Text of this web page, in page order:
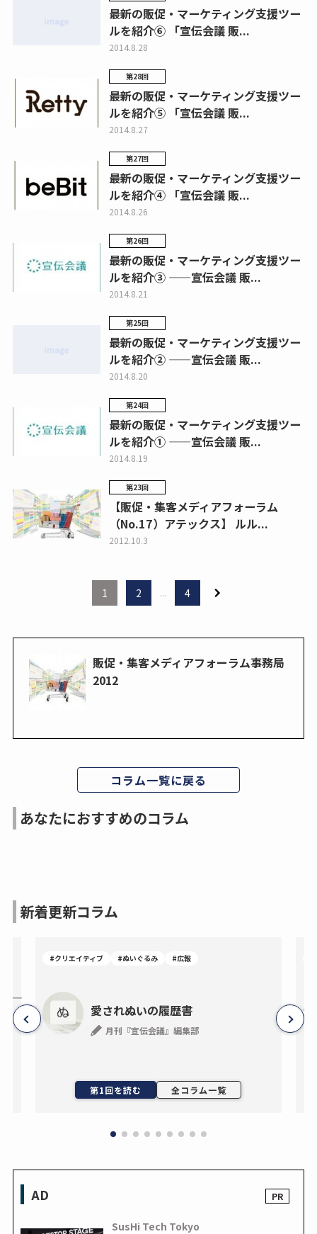
最新の販促・マーケティング支援ツー
ルを紹介⑥ 「宣伝会議 販...
2014.8.28
第28回
最新の販促・マーケティング支援ツー
ルを紹介⑤ 「宣伝会議 販...
2014.8.27
第27回
最新の販促・マーケティング支援ツー
ルを紹介④ 「宣伝会議 販...
2014.8.26
第26回
最新の販促・マーケティング支援ツー
ルを紹介③ ——宣伝会議 販...
2014.8.21
第25回
最新の販促・マーケティング支援ツー
ルを紹介② ——宣伝会議 販...
2014.8.20
第24回
最新の販促・マーケティング支援ツー
ルを紹介① ——宣伝会議 販...
2014.8.19
第23回
【販促・集客メディアフォーラム
（No.17）アテックス】 ルル...
2012.10.3
1 2 ... 4
販促・集客メディアフォーラム事務局
2012
コラム一覧に戻る
あなたにおすすめのコラム
新着更新コラム
#クリエイティブ #ぬいぐるみ #広報
愛されぬいの履歴書
月刊『宣伝会議』編集部
第1回を読む 全コラム一覧
AD
SusHi Tech Tokyo